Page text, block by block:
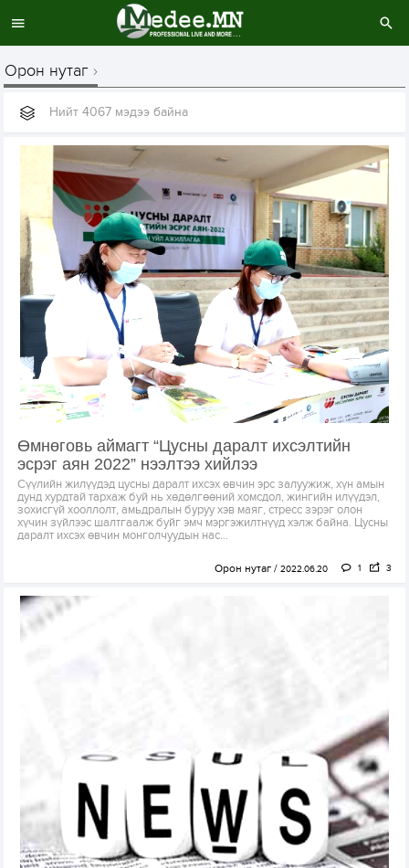
Орон нутаг
Нийт 4067 мэдээ байна
Өмнөговь аймагт “Цусны даралт ихсэлтийн
эсрэг аян 2022” нээлтээ хийлээ
Сүүлийн жилүүдэд цусны даралт ихсэх өвчин эрс залуужиж, хүн амын
дунд хурдтай тархаж буй нь хөдөлгөөний хомсдол, жингийн илүүдэл,
зохисгүй хооллолт, амьдралын буруу хэв маяг, стресс зэрэг олон
хүчин зүйлээс шалтгаалж буйг эмч мэргэжилтнүүд хэлж байна. Цусны
даралт ихсэх өвчин монголчуудын нас...
Орон нутаг 2022.06.20 1 3